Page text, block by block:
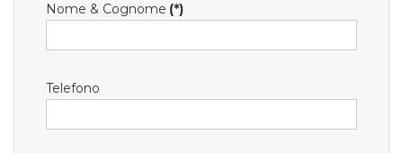
Nome & Cognome (*)
Telefono